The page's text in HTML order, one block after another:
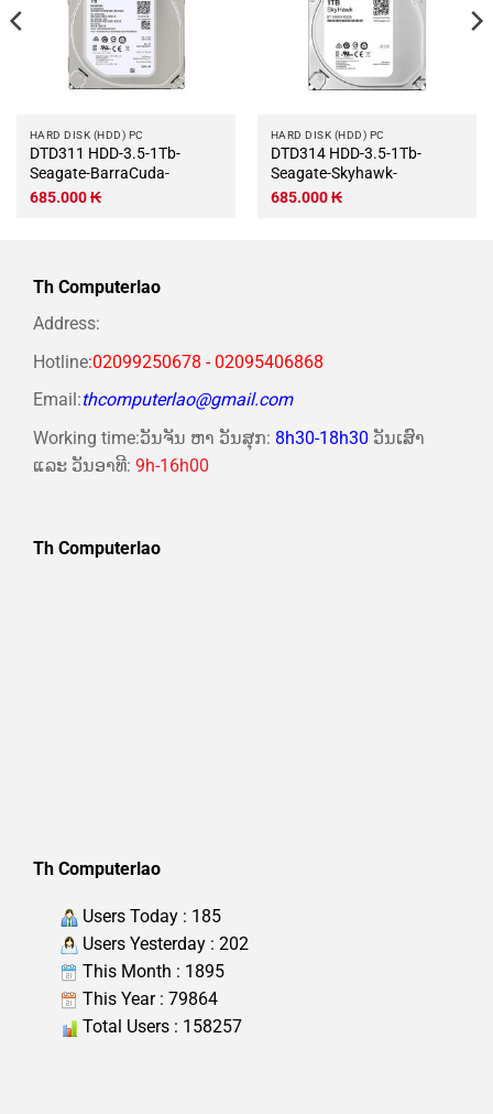
HARD DISK (HDD) PC
DTD311 HDD-3.5-1Tb-
Seagate-BarraCuda-
685.000₭
HARD DISK (HDD) PC
DTD314 HDD-3.5-1Tb-
Seagate-Skyhawk-
685.000₭
Th Computerlao
Address:
Hotline:02099250678 - 02095406868
Email:thcomputerlao@gmail.com
Working time:ວັນຈັນ ຫາ ວັນສຸກ: 8h30-18h30 ວັນເສົາ
ແລະ ວັນອາທີ: 9h-16h00
Th Computerlao
Th Computerlao
Users Today : 185
Users Yesterday : 202
This Month : 1895
This Year : 79864
Total Users : 158257